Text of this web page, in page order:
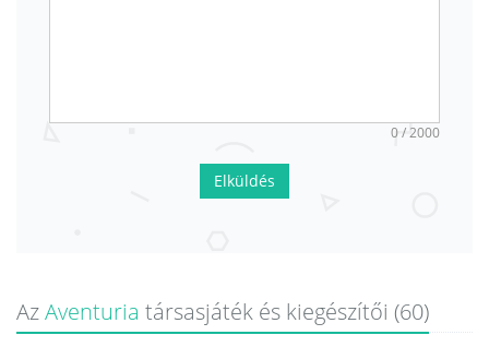
0 / 2000
Elküldés
AzAventuria társasjáték és kiegészítői (60)